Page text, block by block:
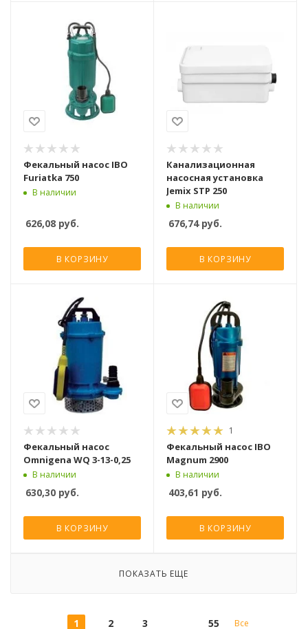
Фекальный насос IBO
Furiatka 750
В наличии
626,08 руб.
В КОРЗИНУ
Канализационная
насосная установка
Jemix STP 250
В наличии
676,74руб.
В КОРЗИНУ
Фекальный насос
Omnigena WQ 3-13-0,25
В наличии
630,30 руб.
В КОРЗИНУ
1
Фекальный насос IBO
Magnum 2900
В наличии
403,61 руб.
В КОРЗИНУ
ПОКАЗАТЬ ЕЩЕ
1 2 3 55 Все